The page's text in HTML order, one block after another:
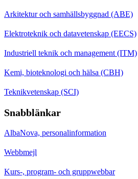
Arkitektur och samhällsbyggnad (ABE)
Elektroteknik och datavetenskap (EECS)
Industriell teknik och management (ITM)
Kemi, bioteknologi och hälsa (CBH)
Teknikvetenskap (SCI)
Snabblänkar
AlbaNova, personalinformation
Webbmejl
Kurs-, program- och gruppwebbar